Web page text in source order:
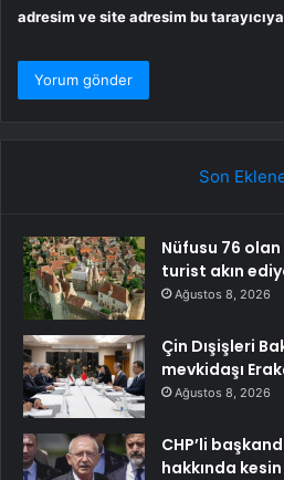
adresim ve site adresim bu
Son
Nüfusu 76
turist akın
Ağustos 8, 2026
Çin Dışişleri
mevkidaşı
Ağustos 8, 2026
CHP’li
hakkında